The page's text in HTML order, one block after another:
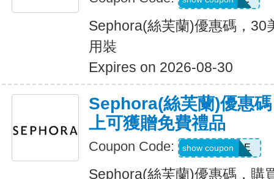
Sephora(絲芙蘭)優惠碼，30
用裝
Expires on 2026-08-30
Sephora(絲芙蘭)優惠
上可獲贈免費禮品
Coupon Code: OILCLEANSE
show coupon
Sephora(絲芙蘭)優惠碼，購